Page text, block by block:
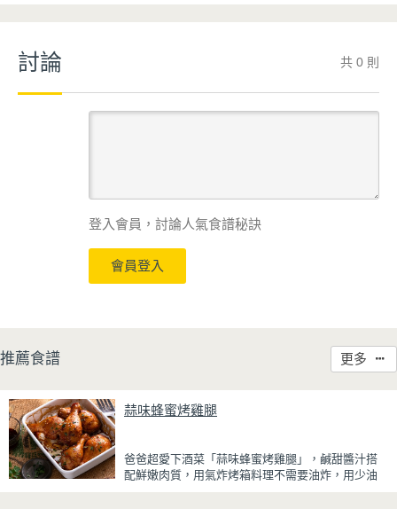
討論 共 0 則
登入會員，討論人氣食譜秘訣
會員登入
推薦食譜 更多
蒜味蜂蜜烤雞腿
爸爸超愛下酒菜「蒜味蜂蜜烤雞腿」，鹹甜醬汁搭
配鮮嫩肉質，用氣炸烤箱料理不需要油炸，用少油